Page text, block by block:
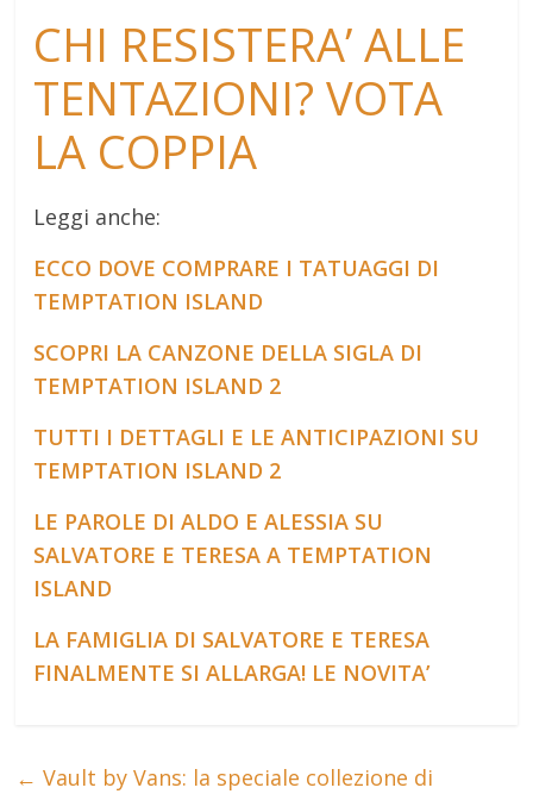
CHI RESISTERA’ ALLE
TENTAZIONI? VOTA
LA COPPIA
Leggi anche:
ECCO DOVE COMPRARE I TATUAGGI DI
TEMPTATION ISLAND
SCOPRI LA CANZONE DELLA SIGLA DI
TEMPTATION ISLAND 2
TUTTI I DETTAGLI E LE ANTICIPAZIONI SU
TEMPTATION ISLAND 2
LE PAROLE DI ALDO E ALESSIA SU
SALVATORE E TERESA A TEMPTATION
ISLAND
LA FAMIGLIA DI SALVATORE E TERESA
FINALMENTE SI ALLARGA! LE NOVITA’
← Vault by Vans: la speciale collezione di